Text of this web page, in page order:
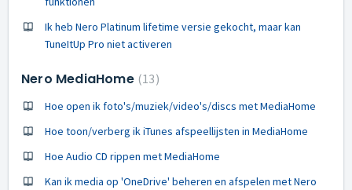
Ik heb Nero Platinum lifetime versie gekocht, maar kan
TuneItUp Pro niet activeren
Nero MediaHome 13
Hoe open ik foto's/muziek/video's/discs met MediaHome
Hoe toon/verberg ik iTunes afspeellijsten in MediaHome
Hoe Audio CD rippen met MediaHome
Kan ik media op 'OneDrive' beheren en afspelen met Nero